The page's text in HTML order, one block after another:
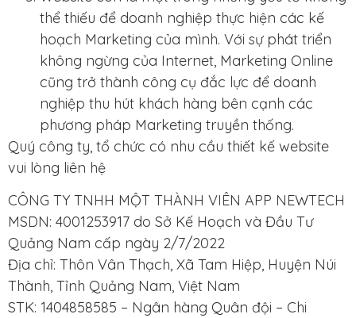
thể thiếu để doanh nghiệp thực hiện các kế
hoạch Marketing của mình. Với sự phát triển
không ngừng của Internet, Marketing Online
cũng trở thành công cụ đắc lực để doanh
nghiệp thu hút khách hàng bên cạnh các
phương pháp Marketing truyền thống.
Quý công ty, tổ chức có nhu cầu thiết kế website
vui lòng liên hệ
CÔNG TY TNHH MỘT THÀNH VIÊN APP NEWTECH
MSDN: 4001253917 do Sở Kế Hoạch và Đầu Tư
Quảng Nam cấp ngày 2/7/2022
Địa chỉ: Thôn Vân Thạch, Xã Tam Hiệp, Huyện Núi
Thành, Tỉnh Quảng Nam, Việt Nam
STK: 1404858585 – Ngân hàng Quân đội – Chi